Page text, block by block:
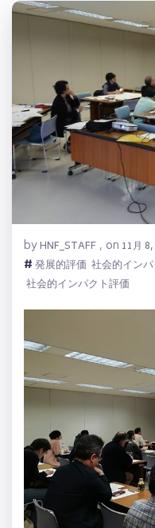
byHNF_STAFF , on 11月
#発展的評価 社会的イン
社会的インパクト評価